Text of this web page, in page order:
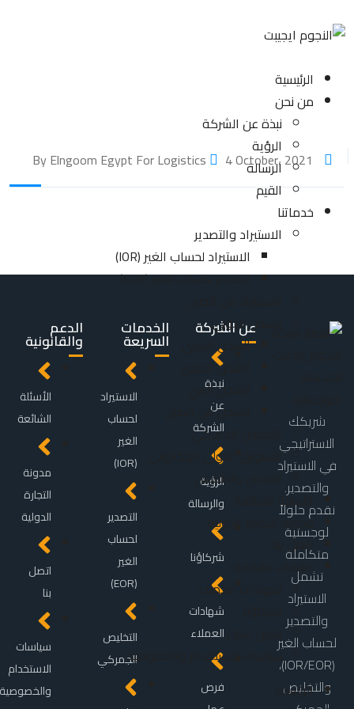
الرئيسية
من نحن
نبذة عن الشركة
الرؤية
الرسالة
القيم
خدماتنا
الاستيراد والتصدير
الاستيراد لحساب الغير (IOR)
التصدير لحساب الغير (EOR)
الشحن الدولي
الشحن البحري
الشحن الجوي
الشحن البري
الشحن من الصين
التخليص الجمركي
التسويق الدولي الإلكتروني
الفحص والتفتيش
الأسئلة الشائعة
مدونة التجارة الدولية
اتصل بنا
صفحات مقترحة
شهادات العملاء
سياسات الاستخدام والخصوصية
الرئيسية
4 October، 2021
شريكك
الاستراتيجي
في الاستيراد
والتصدير.
نقدم حلولاً
لوجستية
متكاملة
تشمل
الاستيراد
والتصدير
لحساب الغير
(IOR/EOR)،
والتخليص
عن الشركة
نبذة
عن
الشركة
الرؤية
والرسالة
شركاؤنا
شهادات
العملاء
فرص
الخدمات
السريعة
الاستيراد
لحساب
الغير
(IOR)
التصدير
لحساب
الغير
(EOR)
التخليص
الجمركي
الدعم
والقانونية
الأسئلة
الشائعة
مدونة
التجارة
الدولية
اتصل
بنا
سياسات
الاستخدام
والخصوصية